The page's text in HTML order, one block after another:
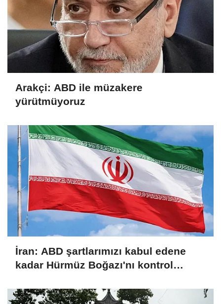
Arakçi: ABD ile müzakere
yürütmüyoruz
İran: ABD şartlarımızı kabul edene
kadar Hürmüz Boğazı'nı kontrol